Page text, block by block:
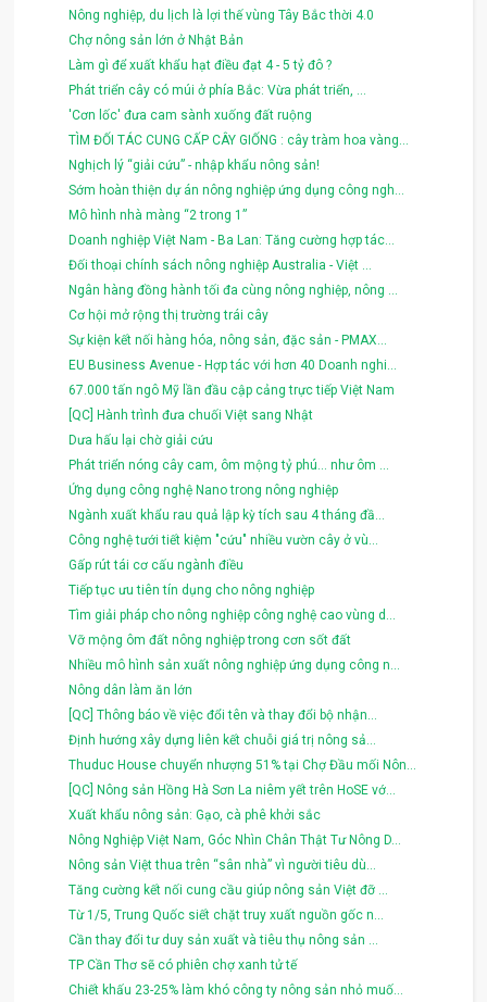
Nông nghiệp, du lịch là lợi thế vùng Tây Bắc thời 4.0
Chợ nông sản lớn ở Nhật Bản
Làm gì để xuất khẩu hạt điều đạt 4 - 5 tỷ đô ?
Phát triển cây có múi ở phía Bắc: Vừa phát triển, ...
'Cơn lốc' đưa cam sành xuống đất ruộng
TÌM ĐỐI TÁC CUNG CẤP CÂY GIỐNG : cây tràm hoa vàng...
Nghịch lý “giải cứu” - nhập khẩu nông sản!
Sớm hoàn thiện dự án nông nghiệp ứng dụng công ngh...
Mô hình nhà màng “2 trong 1”
Doanh nghiệp Việt Nam - Ba Lan: Tăng cường hợp tác...
Đối thoại chính sách nông nghiệp Australia - Việt ...
Ngân hàng đồng hành tối đa cùng nông nghiệp, nông ...
Cơ hội mở rộng thị trường trái cây
Sự kiện kết nối hàng hóa, nông sản, đặc sản - PMAX...
EU Business Avenue - Hợp tác với hơn 40 Doanh nghi...
67.000 tấn ngô Mỹ lần đầu cập cảng trực tiếp Việt Nam
[QC] Hành trình đưa chuối Việt sang Nhật
Dưa hấu lại chờ giải cứu
Phát triển nóng cây cam, ôm mộng tỷ phú... như ôm ...
Ứng dụng công nghệ Nano trong nông nghiệp
Ngành xuất khẩu rau quả lập kỳ tích sau 4 tháng đầ...
Công nghệ tưới tiết kiệm "cứu" nhiều vườn cây ở vù...
Gấp rút tái cơ cấu ngành điều
Tiếp tục ưu tiên tín dụng cho nông nghiệp
Tìm giải pháp cho nông nghiệp công nghệ cao vùng d...
Vỡ mộng ôm đất nông nghiệp trong cơn sốt đất
Nhiều mô hình sản xuất nông nghiệp ứng dụng công n...
Nông dân làm ăn lớn
[QC] Thông báo về việc đổi tên và thay đổi bộ nhận...
Định hướng xây dựng liên kết chuỗi giá trị nông sả...
Thuduc House chuyển nhượng 51% tại Chợ Đầu mối Nôn...
[QC] Nông sản Hồng Hà Sơn La niêm yết trên HoSE vớ...
Xuất khẩu nông sản: Gạo, cà phê khởi sắc
Nông Nghiệp Việt Nam, Góc Nhìn Chân Thật Tư Nông D...
Nông sản Việt thua trên “sân nhà” vì người tiêu dù...
Tăng cường kết nối cung cầu giúp nông sản Việt đỡ ...
Từ 1/5, Trung Quốc siết chặt truy xuất nguồn gốc n...
Cần thay đổi tư duy sản xuất và tiêu thụ nông sản ...
TP Cần Thơ sẽ có phiên chợ xanh tử tế
Chiết khấu 23-25% làm khó công ty nông sản nhỏ muố...